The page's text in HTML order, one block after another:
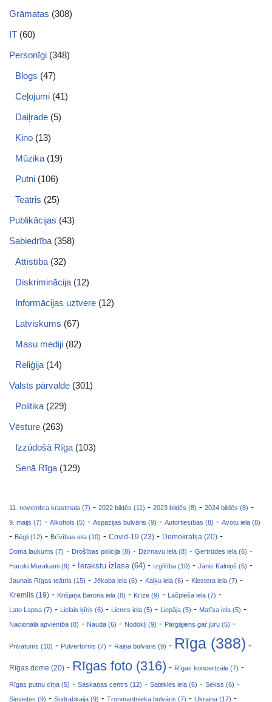
Grāmatas (308)
IT (60)
Personīgi (348)
Blogs (47)
Ceļojumi (41)
Daiļrade (5)
Kino (13)
Mūzika (19)
Putni (106)
Teātris (25)
Publikācijas (43)
Sabiedrība (358)
Attīstība (32)
Diskriminācija (12)
Informācijas uztvere (12)
Latviskums (67)
Masu mediji (82)
Reliģija (14)
Valsts pārvalde (301)
Politika (229)
Vēsture (263)
Izzūdošā Rīga (103)
Senā Rīga (129)
11. novembra krastmala (7) - 2022 bildēs (11) - 2023 bildēs (8) - 2024 bildēs (8) -
9. maijs (7) - Alkohols (5) - Aspazijas bulvāris (9) - Autortiesības (8) - Avotu iela (8)
- Bēgļi (12) - Brīvības iela (10) - Covid-19 (23) - Demokrātija (20) -
Doma laukums (7) - Drošības policija (8) - Dzirnavu iela (8) - Ģertrūdes iela (6) -
Haruki Murakami (9) - Ierakstu izlase (64) - Izglītība (10) - Jānis Kalniņš (5) -
Jaunais Rīgas teātris (15) - Jēkaba iela (6) - Kaļķu iela (6) - Klostera iela (7) -
Kremlis (19) - Krišjāņa Barona iela (8) - Krīze (9) - Lāčplēša iela (7) -
Lato Lapsa (7) - Lielais ķīris (6) - Lienes iela (5) - Liepāja (5) - Matīsa iela (5) -
Nacionālā apvienība (8) - Nauda (6) - Nodokļi (9) - Pārgājiens gar jūru (5) -
Privātums (10) - Pulvertornis (7) - Raiņa bulvāris (9) - Rīga (388) -
Rīgas dome (20) - Rīgas foto (316) - Rīgas koncertzāle (7) -
Rīgas putnu cīņa (5) - Saskaņas centrs (12) - Satekles iela (6) - Sekss (6) -
Sievietes (9) - Sudrabkaija (9) - Troņmantnieka bulvāris (7) - Ukraina (17) -